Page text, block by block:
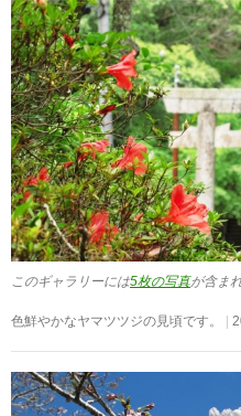
このギャラリーには5枚の写真が含ま
色鮮やかなヤマツツジの見頃です。